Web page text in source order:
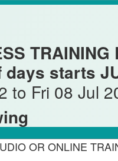
starts
Fri 08 Jul
OR ONLINE